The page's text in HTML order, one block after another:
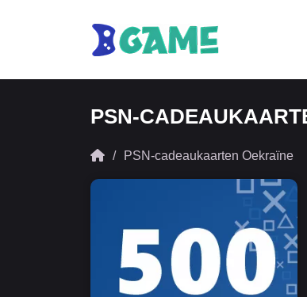
PSN-
PSN-cadeaukaarten Oekraïne